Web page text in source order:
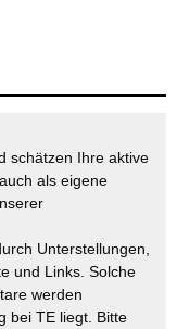
schätzen Ihre aktive
als eigene
Unterstellungen,
und Links. Solche
werden
bei TE liegt. Bitte